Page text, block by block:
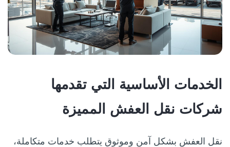
الخدمات الأساسية التي تقدمها
شركات نقل العفش المميزة
نقل العفش بشكل آمن وموثوق يتطلب خدمات متكاملة،